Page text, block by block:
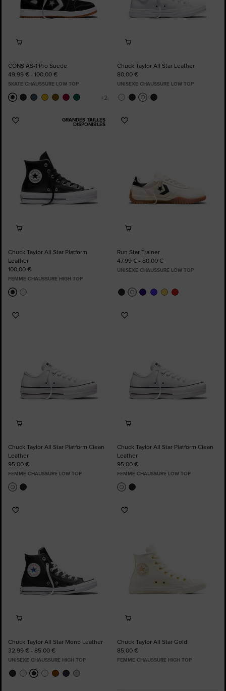
CONS AS-1 Pro Suede
49,99 € - 100,00 €
SKATE CHAUSSURE LOW TOP
Chuck Taylor All Star Leather
80,00 €
UNISEXE CHAUSSURE LOW TOP
GRANDES TAILLES
DISPONIBLES
Ajouter
Chuck Taylor All Star Platform
Leather
100,00 €
FEMME CHAUSSURE HIGH TOP
Ajouter
Run Star Trainer
47,99 € - 80,00 €
UNISEXE CHAUSSURE LOW TOP
Ajouter
Chuck Taylor All Star Platform Clean
Leather
95,00 €
FEMME CHAUSSURE LOW TOP
Ajouter
Chuck Taylor All Star Platform Clean
Leather
95,00 €
FEMME CHAUSSURE LOW TOP
Ajouter
Chuck Taylor All Star Mono Leather
32,99 € - 85,00 €
UNISEXE CHAUSSURE HIGH TOP
Ajouter
Chuck Taylor All Star Gold
85,00 €
FEMME CHAUSSURE HIGH TOP